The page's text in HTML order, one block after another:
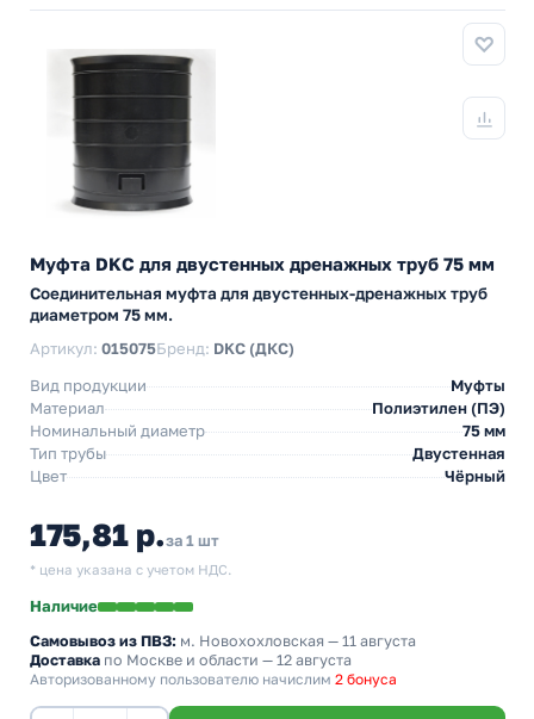
Муфта DKC для двустенных дренажных труб 75 мм
Соединительная муфта для двустенных-дренажных труб
диаметром 75 мм.
Артикул: 015075Бренд: DKC (ДКС)
Вид продукции
Муфты
Материал
Полиэтилен (ПЭ)
Номинальный диаметр
75 мм
Тип трубы
Двустенная
Цвет
Чёрный
175,81 р.за 1 шт
* цена указана с учетом НДС.
Наличие
Самовывоз из ПВЗ: м. Новохохловская — 11 августа
Доставка по Москве и области — 12 августа
Авторизованному пользователю начислим 2 бонуса